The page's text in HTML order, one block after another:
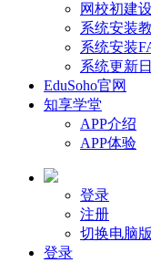
网校初建
系统安装
系统安装
系统更新
EduSoho官网
知享学堂
APP介绍
APP体验
登录
注册
切换电脑版
登录